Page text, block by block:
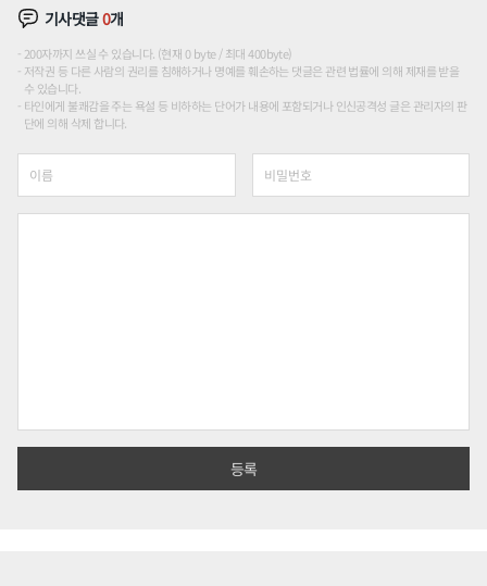
기사댓글0개
200자까지 쓰실 수 있습니다. (현재 0 byte / 최대 400byte)
저작권 등 다른 사람의 권리를 침해하거나 명예를 훼손하는 댓글은 관련 법률에 의해 제재를 받을
수 있습니다.
타인에게 불쾌감을 주는 욕설 등 비하하는 단어가 내용에 포함되거나 인신공격성 글은 관리자의 판
단에 의해 삭제 합니다.